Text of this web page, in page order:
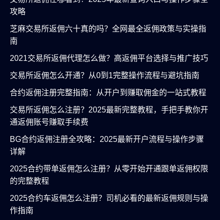
攻略
芝麻交易所返佣六十真的吗？全网最全返佣政策与实操指
南
2021交易所返佣代理怎么做？高返佣平台选择与推广技巧
交易所返佣怎么开通？从0到1完整操作流程与避坑指南
合约返佣注册完整指南：从开户到赚取佣金的一站式教程
交易所返佣怎么注册？2025最新完整教程，手把手教你开
通返佣账号赚取手续费
BG合约返佣注册全攻略：2025最新开户流程与操作步骤
详解
2025合约带单返佣怎么注册？从零开始开通跟单返佣权限
的完整教程
2025合约车返佣怎么注册？司机必看的最新返佣规则与操
作指南